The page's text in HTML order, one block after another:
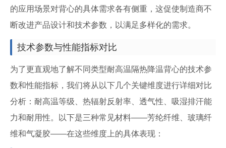
的应用场景对背心的具体需求各有侧重，这促使制造商不
断改进产品设计和技术参数，以满足多样化的需求。
技术参数与性能指标对比
为了更直观地了解不同类型耐高温隔热降温背心的技术参
数和性能指标，我们将从以下几个关键维度进行详细对比
分析：耐高温等级、热辐射反射率、透气性、吸湿排汗能
力和耐用性。以下是三种常见材料——芳纶纤维、玻璃纤
维和气凝胶——在这些维度上的具体表现：